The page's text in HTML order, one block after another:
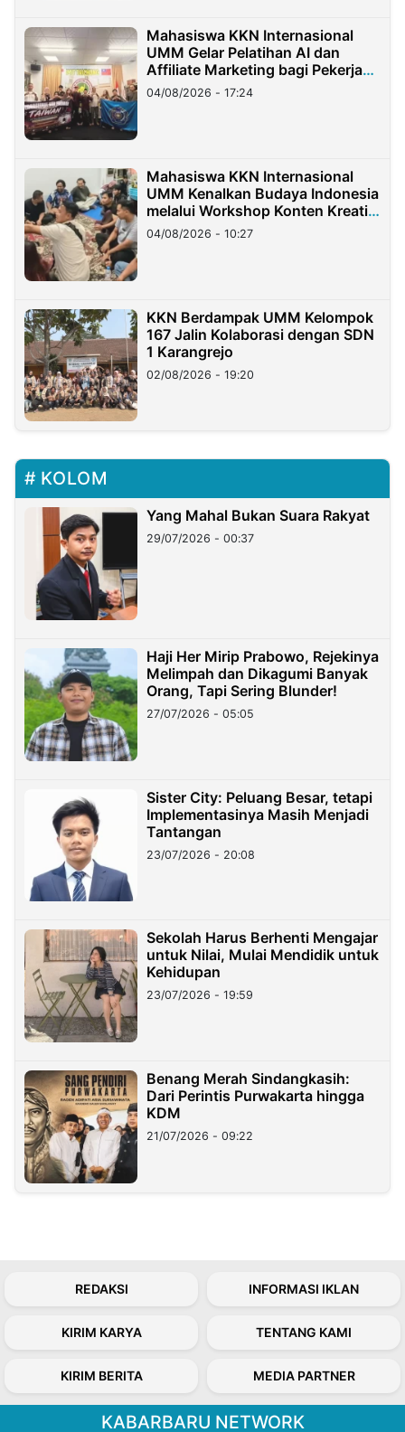
Mahasiswa KKN Internasional
UMM Gelar Pelatihan AI dan
Affiliate Marketing bagi Pekerja
Migran Indonesia di Taiwan
04/08/2026 - 17:24
Mahasiswa KKN Internasional
UMM Kenalkan Budaya Indonesia
melalui Workshop Konten Kreatif
di Taiwan
04/08/2026 - 10:27
KKN Berdampak UMM Kelompok
167 Jalin Kolaborasi dengan SDN
1 Karangrejo
02/08/2026 - 19:20
KOLOM
Yang Mahal Bukan Suara Rakyat
29/07/2026 - 00:37
Haji Her Mirip Prabowo, Rejekinya
Melimpah dan Dikagumi Banyak
Orang, Tapi Sering Blunder!
27/07/2026 - 05:05
Sister City: Peluang Besar, tetapi
Implementasinya Masih Menjadi
Tantangan
23/07/2026 - 20:08
Sekolah Harus Berhenti Mengajar
untuk Nilai, Mulai Mendidik untuk
Kehidupan
23/07/2026 - 19:59
Benang Merah Sindangkasih:
Dari Perintis Purwakarta hingga
KDM
21/07/2026 - 09:22
REDAKSI INFORMASI IKLAN
KIRIM KARYA TENTANG KAMI
KIRIM BERITA MEDIA PARTNER
KABARBARU NETWORK